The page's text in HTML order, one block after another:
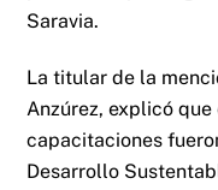
Saravia.
La titular de la
Anzúrez, explicó
capacitaciones
Desarrollo